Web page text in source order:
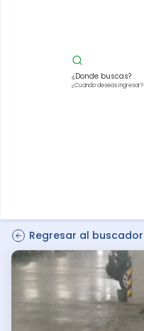
¿Donde buscas?
¿Cuando deseas ingresar?
Regresar al buscador